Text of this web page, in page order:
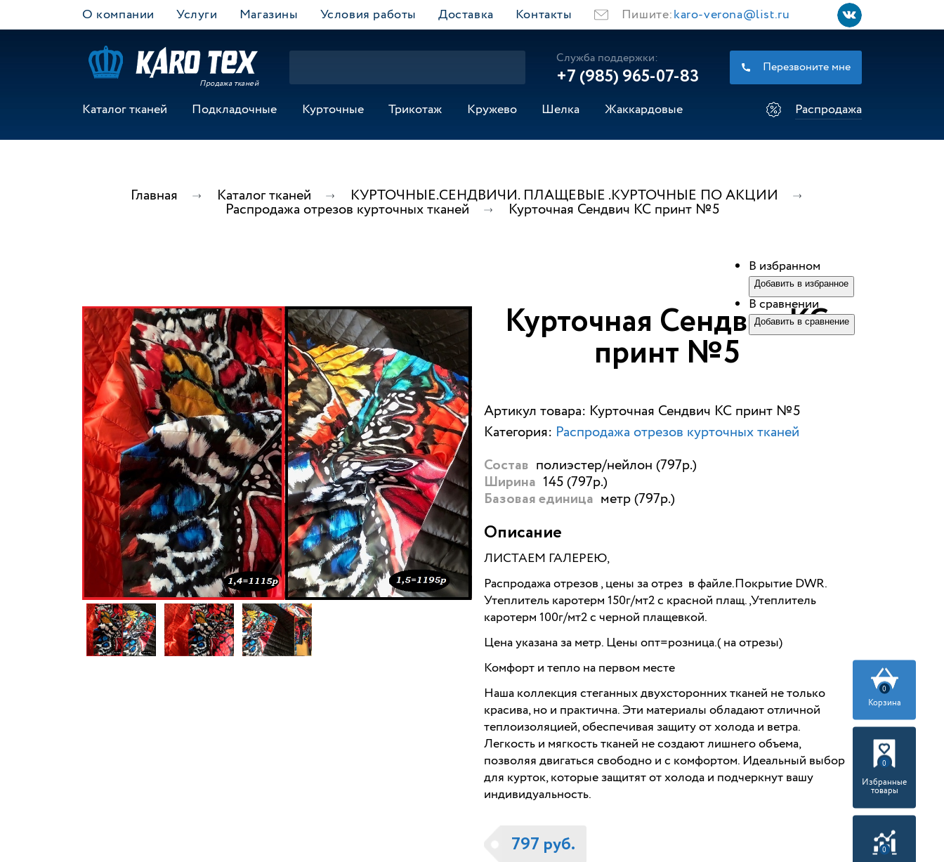
О компании Услуги Магазины Условия работы Доставка Контакты Пишите:karo-verona@list.ru
Продажа тканей
Служба поддержки:
+7 (985) 965-07-83
Перезвоните мне
Каталог тканей Подкладочные Курточные Трикотаж Кружево Шелка Жаккардовые Распродажа
Главная Каталог тканей КУРТОЧНЫЕ.СЕНДВИЧИ. ПЛАЩЕВЫЕ .КУРТОЧНЫЕ ПО АКЦИИ
Распродажа отрезов курточных тканей Курточная Сендвич КС принт №5
Курточная Сендвич КС
принт №5
Артикул товара: Курточная Сендвич КС принт №5
Категория: Распродажа отрезов курточных тканей
Состав полиэстер/нейлон (797р.)
Ширина 145 (797р.)
Базовая единица метр (797р.)
Описание
ЛИСТАЕМ ГАЛЕРЕЮ,
Распродажа отрезов , цены за отрез в файле.Покрытие DWR.
Утеплитель каротерм 150г/мт2 с красной плащ. ,Утеплитель
каротерм 100г/мт2 с черной плащевкой.
Цена указана за метр. Цены опт=розница.( на отрезы)
Комфорт и тепло на первом месте
Наша коллекция стеганных двухсторонних тканей не только
красива, но и практична. Эти материалы обладают отличной
теплоизоляцией, обеспечивая защиту от холода и ветра.
Легкость и мягкость тканей не создают лишнего объема,
позволяя двигаться свободно и с комфортом. Идеальный выбор
для курток, которые защитят от холода и подчеркнут вашу
индивидуальность.
797 руб.
В избранном
Добавить в избранное
В сравнении
Добавить в сравнение
0
Корзина
0
Избранные
товары
0